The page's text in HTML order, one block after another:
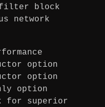
filter block
network
option
option
option
for superior